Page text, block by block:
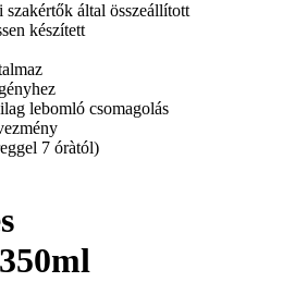
szakértők által összeállított
készített
lebomló csomagolás
7 óràtól)